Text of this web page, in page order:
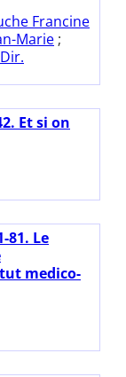
Francine
Marie ;
Et si on
81. Le
medico-